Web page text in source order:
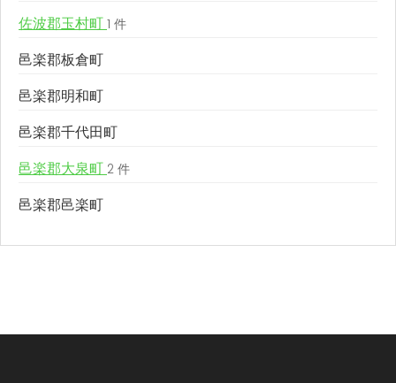
佐波郡玉村町 1 件
邑楽郡板倉町
邑楽郡明和町
邑楽郡千代田町
邑楽郡大泉町 2 件
邑楽郡邑楽町